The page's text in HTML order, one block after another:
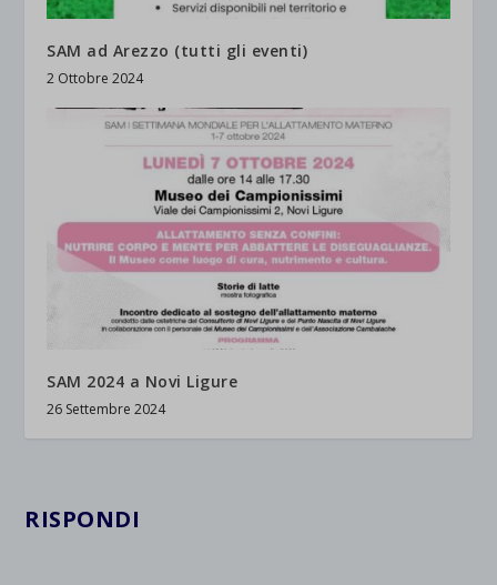
SAM ad Arezzo (tutti gli eventi)
2 Ottobre 2024
SAM 2024 a Novi Ligure
26 Settembre 2024
RISPONDI